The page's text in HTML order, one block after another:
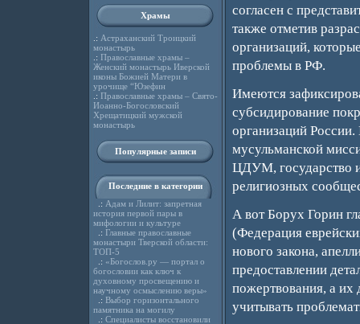
Храмы
.: Астраханский Троицкий
монастырь
.: Православные храмы –
Женский монастырь Иверской
иконы Божией Матери в
урочище “Юзефин
.: Православные храмы – Свято-
Иоанно-Богословский
Хрещатицкий мужской
монастырь
Популярные записи
Последние в категории
.: Адам и Лилит: запретная
история первой пары в
мифологии и культуре
.: Главные православные
монастыри Тверской области:
ТОП-5
.: «Богослов.ру — портал о
богословии как ключ к
духовному просвещению и
научному осмыслению веры»
.: Выбор горизонтального
памятника на могилу
.: Специалисты восстановили
согласен с
также отметив
организаций,
проблемы в РФ.
Имеются
субсидирование
организаций
мусульманской
ЦДУМ, государство
религиозных
А вот Борух Горин
(Федерация
нового закона,
предоставлении
пожертвования, а их
учитывать